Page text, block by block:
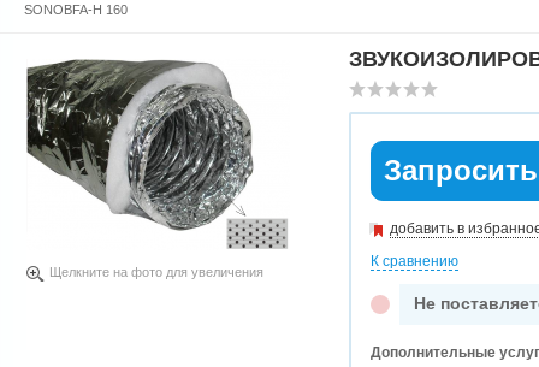
SONOBFA-H 160
Щелкните на фото для увеличения
добавить в
К сравнению
Не
Дополнительные